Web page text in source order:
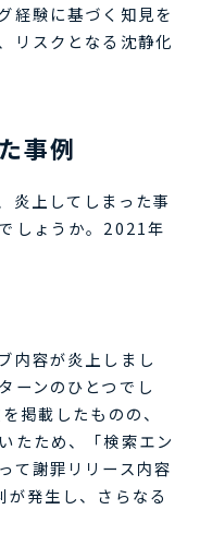
経験に基づく知見を
リスクとなる沈静化
事例
炎上してしまった事
しょうか。2021年
内容が炎上しまし
ーンのひとつでし
掲載したものの、
たため、「検索エン
て謝罪リリース内容
発生し、さらなる